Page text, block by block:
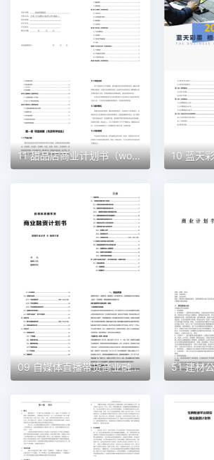
11 甜品店商业计划书（word+ppt配套）创业计划书word模板
09 自媒体直播带货商业融资计划书（word+ppt配套）创业计划书word模板